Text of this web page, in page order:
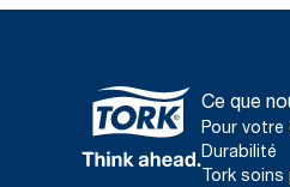
Ce que
Pour votre
Durabilité
Tork soins